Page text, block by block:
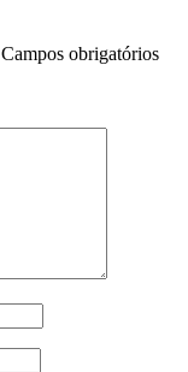
Campos obrigatórios